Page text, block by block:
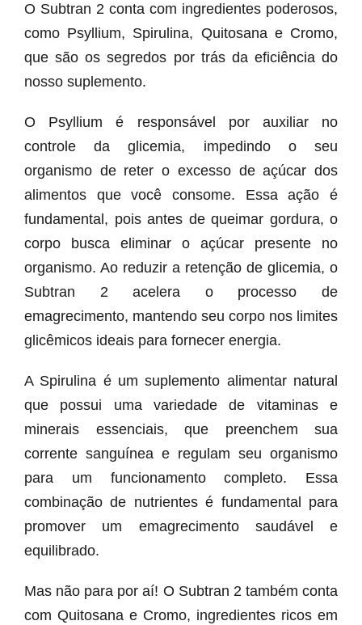
O Subtran 2 conta com ingredientes poderosos,
como Psyllium, Spirulina, Quitosana e Cromo,
que são os segredos por trás da eficiência do
nosso suplemento.
O Psyllium é responsável por auxiliar no
controle da glicemia, impedindo o seu
organismo de reter o excesso de açúcar dos
alimentos que você consome. Essa ação é
fundamental, pois antes de queimar gordura, o
corpo busca eliminar o açúcar presente no
organismo. Ao reduzir a retenção de glicemia, o
Subtran 2 acelera o processo de
emagrecimento, mantendo seu corpo nos limites
glicêmicos ideais para fornecer energia.
A Spirulina é um suplemento alimentar natural
que possui uma variedade de vitaminas e
minerais essenciais, que preenchem sua
corrente sanguínea e regulam seu organismo
para um funcionamento completo. Essa
combinação de nutrientes é fundamental para
promover um emagrecimento saudável e
equilibrado.
Mas não para por aí! O Subtran 2 também conta
com Quitosana e Cromo, ingredientes ricos em